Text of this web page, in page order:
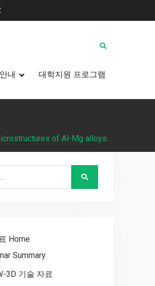
내 대학지원 프로그램
of Al-Mg alloys.
Home
Summary
3D 기술 자료